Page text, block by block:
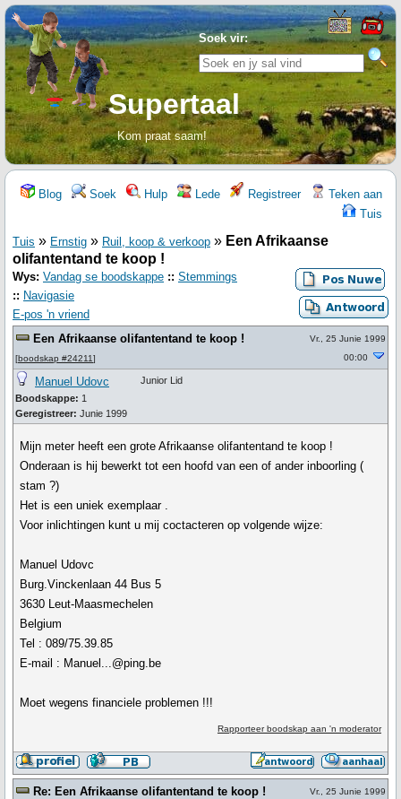
Soek vir:
Supertaal
Kom praat saam!
Blog Soek Hulp Lede Registreer
Teken aan
Tuis
Tuis » Ernstig » Ruil, koop & verkoop » Een Afrikaanse
olifantentand te koop !
Wys: Vandag se boodskappe :: Stemmings
:: Navigasie
E-pos 'n vriend
Een Afrikaanse olifantentand te koop !
[boodskap #24211]
Vr., 25 Junie 1999
00:00
Manuel Udovc
Boodskappe: 1
Geregistreer: Junie 1999
Junior Lid
Mijn meter heeft een grote Afrikaanse olifantentand te koop !
Onderaan is hij bewerkt tot een hoofd van een of ander inboorling (
stam ?)
Het is een uniek exemplaar .
Voor inlichtingen kunt u mij coctacteren op volgende wijze:
Manuel Udovc
Burg.Vinckenlaan 44 Bus 5
3630 Leut-Maasmechelen
Belgium
Tel : 089/75.39.85
E-mail : Manuel...@ping.be
Moet wegens financiele problemen !!!
Rapporteer boodskap aan 'n moderator
Re: Een Afrikaanse olifantentand te koop !
Vr., 25 Junie 1999